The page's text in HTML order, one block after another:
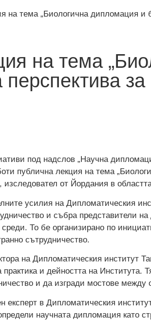
на тема „Биологична дипломация и
на тема
перспектива
под надслов „Научна
публична лекция на тема
от Йордания в
усилия на Дипломатическия
и събра представители
То бе организирано по
сътрудничество.
на Дипломатическия институт
и дейността на
и да изгради мостове между
експерт в Дипломатическия
научната дипломация като